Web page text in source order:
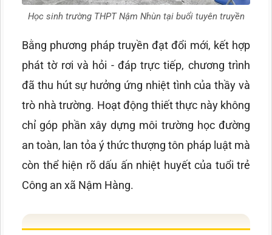
Học sinh trường THPT Nậm Nhùn tại buổi tuyên truyền
Bằng phương pháp truyền đạt đổi mới, kết hợp
phát tờ rơi và hỏi - đáp trực tiếp, chương trình
đã thu hút sự hưởng ứng nhiệt tình của thầy và
trò nhà trường. Hoạt động thiết thực này không
chỉ góp phần xây dựng môi trường học đường
an toàn, lan tỏa ý thức thượng tôn pháp luật mà
còn thể hiện rõ dấu ấn nhiệt huyết của tuổi trẻ
Công an xã Nậm Hàng.